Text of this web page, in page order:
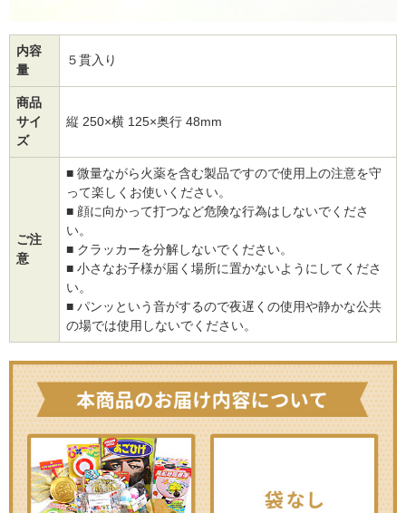
内容
量
５貫入り
商品
サイ
ズ
縦 250×横 125×奥行 48mm
ご注
意
■ 微量ながら火薬を含む製品ですので使用上の注意を守
って楽しくお使いください。
■ 顔に向かって打つなど危険な行為はしないでくださ
い。
■ クラッカーを分解しないでください。
■ 小さなお子様が届く場所に置かないようにしてくださ
い。
■ パンッという音がするので夜遅くの使用や静かな公共
の場では使用しないでください。